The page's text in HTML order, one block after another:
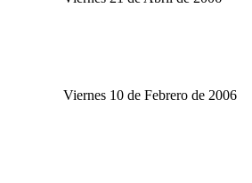
Viernes 10 de Febrero de 2006